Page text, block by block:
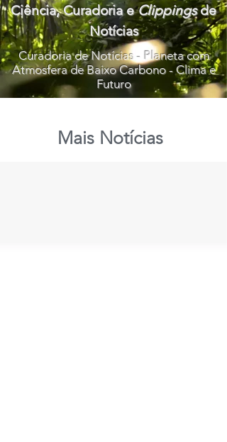
Ciência, Curadoria eClippingsde
Notícias
Curadoria de Notícias - Planeta com
Atmosfera de Baixo Carbono - Clima e
Futuro
Mais Notícias